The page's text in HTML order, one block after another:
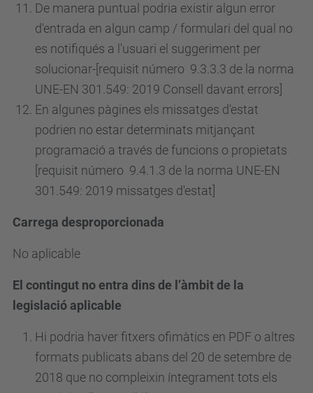
De manera puntual podria existir algun error
d'entrada en algun camp / formulari del qual no
es notifiqués a l'usuari el suggeriment per
solucionar-[requisit número 9.3.3.3 de la norma
UNE-EN 301.549: 2019 Consell davant errors]
En algunes pàgines els missatges d'estat
podrien no estar determinats mitjançant
programació a través de funcions o propietats
[requisit número 9.4.1.3 de la norma UNE-EN
301.549: 2019 missatges d'estat]
Carrega desproporcionada
No aplicable
El contingut no entra dins de l’àmbit de la
legislació aplicable
Hi podria haver fitxers ofimàtics en PDF o altres
formats publicats abans del 20 de setembre de
2018 que no compleixin íntegrament tots els